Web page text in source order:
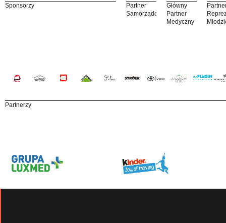
Sponsorzy
Partner
Samorządowy
Główny
Partner
Medyczny
Partnerzy